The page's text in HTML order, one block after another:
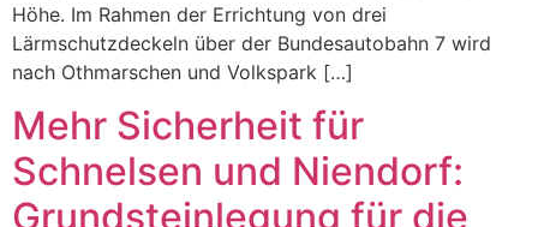
Höhe. Im Rahmen der Errichtung von drei
Lärmschutzdeckeln über der Bundesautobahn 7 wird
nach Othmarschen und Volkspark […]
Mehr Sicherheit für
Schnelsen und Niendorf:
Grundsteinlegung für die